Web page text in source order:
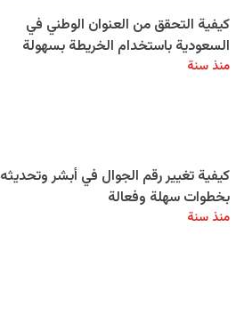
كيفية التحقق من العنوان الوطني في
السعودية باستخدام الخريطة بسهولة
منذ سنة
كيفية تغيير رقم الجوال في أبشر وتحديثه
بخطوات سهلة وفعالة
منذ سنة